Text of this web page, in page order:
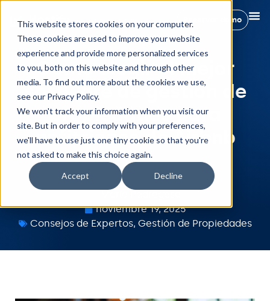
This website stores cookies on your computer.
These cookies are used to improve your website
experience and provide more personalized services
to you, both on this website and through other
media. To find out more about the cookies we use,
see our Privacy Policy.
We won't track your information when you visit our
site. But in order to comply with your preferences,
we'll have to use just one tiny cookie so that you're
not asked to make this choice again.
Accept Decline
Reservar demo
Cómo elegir el mejor
software de gestión de
propiedades para
anfitriones de Airbnb
noviembre 19, 2025
Consejos de Expertos, Gestión de Propiedades